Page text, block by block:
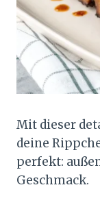
Mit dieser
deine
perfekt:
Geschmack.